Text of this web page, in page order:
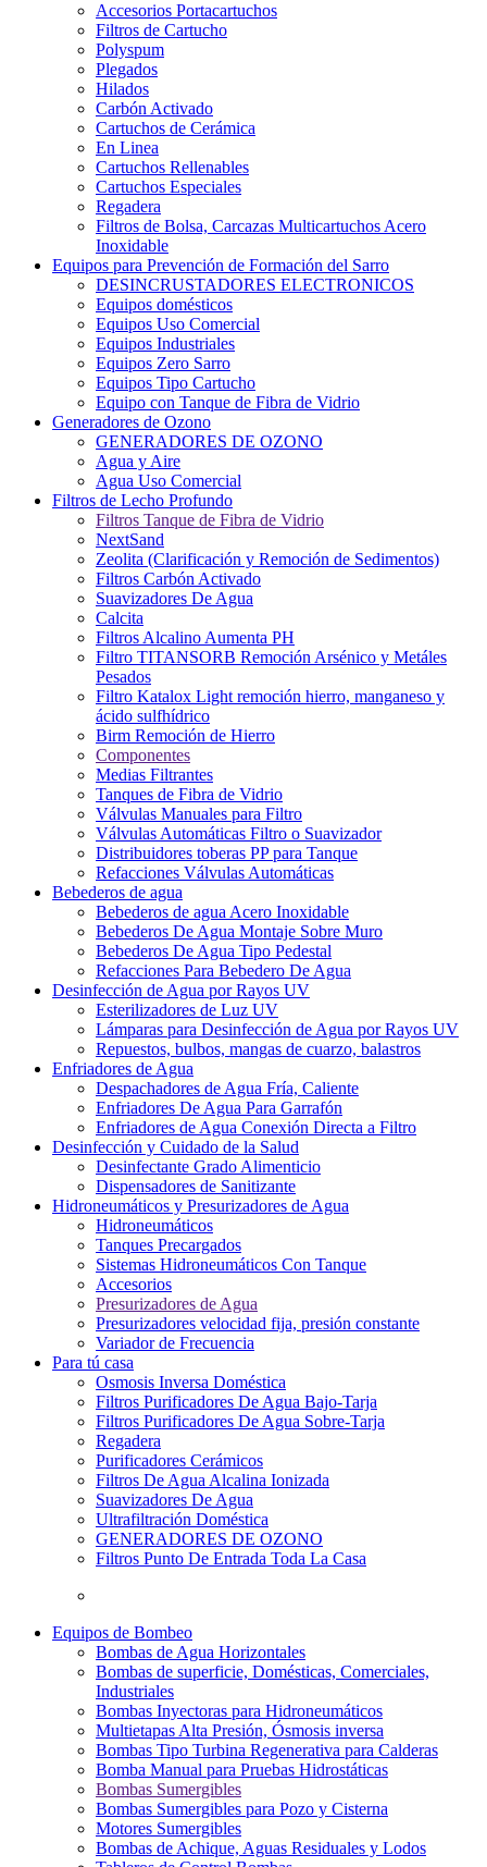
Accesorios Portacartuchos
Filtros de Cartucho
Polyspum
Plegados
Hilados
Carbón Activado
Cartuchos de Cerámica
En Linea
Cartuchos Rellenables
Cartuchos Especiales
Regadera
Filtros de Bolsa, Carcazas Multicartuchos Acero
Inoxidable
Equipos para Prevención de Formación del Sarro
DESINCRUSTADORES ELECTRONICOS
Equipos domésticos
Equipos Uso Comercial
Equipos Industriales
Equipos Zero Sarro
Equipos Tipo Cartucho
Equipo con Tanque de Fibra de Vidrio
Generadores de Ozono
GENERADORES DE OZONO
Agua y Aire
Agua Uso Comercial
Filtros de Lecho Profundo
Filtros Tanque de Fibra de Vidrio
NextSand
Zeolita (Clarificación y Remoción de Sedimentos)
Filtros Carbón Activado
Suavizadores De Agua
Calcita
Filtros Alcalino Aumenta PH
Filtro TITANSORB Remoción Arsénico y Metáles
Pesados
Filtro Katalox Light remoción hierro, manganeso y
ácido sulfhídrico
Birm Remoción de Hierro
Componentes
Medias Filtrantes
Tanques de Fibra de Vidrio
Válvulas Manuales para Filtro
Válvulas Automáticas Filtro o Suavizador
Distribuidores toberas PP para Tanque
Refacciones Válvulas Automáticas
Bebederos de agua
Bebederos de agua Acero Inoxidable
Bebederos De Agua Montaje Sobre Muro
Bebederos De Agua Tipo Pedestal
Refacciones Para Bebedero De Agua
Desinfección de Agua por Rayos UV
Esterilizadores de Luz UV
Lámparas para Desinfección de Agua por Rayos UV
Repuestos, bulbos, mangas de cuarzo, balastros
Enfriadores de Agua
Despachadores de Agua Fría, Caliente
Enfriadores De Agua Para Garrafón
Enfriadores de Agua Conexión Directa a Filtro
Desinfección y Cuidado de la Salud
Desinfectante Grado Alimenticio
Dispensadores de Sanitizante
Hidroneumáticos y Presurizadores de Agua
Hidroneumáticos
Tanques Precargados
Sistemas Hidroneumáticos Con Tanque
Accesorios
Presurizadores de Agua
Presurizadores velocidad fija, presión constante
Variador de Frecuencia
Para tú casa
Osmosis Inversa Doméstica
Filtros Purificadores De Agua Bajo-Tarja
Filtros Purificadores De Agua Sobre-Tarja
Regadera
Purificadores Cerámicos
Filtros De Agua Alcalina Ionizada
Suavizadores De Agua
Ultrafiltración Doméstica
GENERADORES DE OZONO
Filtros Punto De Entrada Toda La Casa
Equipos de Bombeo
Bombas de Agua Horizontales
Bombas de superficie, Domésticas, Comerciales,
Industriales
Bombas Inyectoras para Hidroneumáticos
Multietapas Alta Presión, Ósmosis inversa
Bombas Tipo Turbina Regenerativa para Calderas
Bomba Manual para Pruebas Hidrostáticas
Bombas Sumergibles
Bombas Sumergibles para Pozo y Cisterna
Motores Sumergibles
Bombas de Achique, Aguas Residuales y Lodos